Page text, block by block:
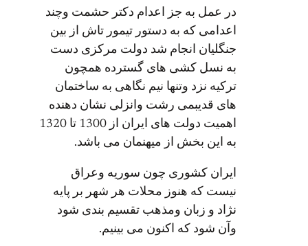
در عمل به جز اعدام دکتر حشمت وچند
اعدامی که به دستور تیمور تاش از بین
جنگلیان انجام شد دولت مرکزی دست
به نسل کشی های گسترده همچون
ترکیه نزد وتنها نیم نگاهی به ساختمان
های قدیبمی رشت وانزلی نشان دهنده
اهمیت دولت های ایران از 1300 تا 1320
به این بخش از میهنمان می باشد.
ایران کشوری چون سوریه وعراق
نیست که هنوز محلات هر شهر بر پایه
نژاد و زبان ومذهب تقسیم بندی شود
وآن شود که اکنون می بینیم.